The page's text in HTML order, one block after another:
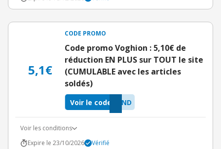
5,1€
CODE PROMO
Code promo Voghion : 5,10€ de
réduction EN PLUS sur TOUT le site
(CUMULABLE avec les articles
soldés)
KND
Voir le code
Voir les conditions
Expire le 23/10/2026
Vérifié